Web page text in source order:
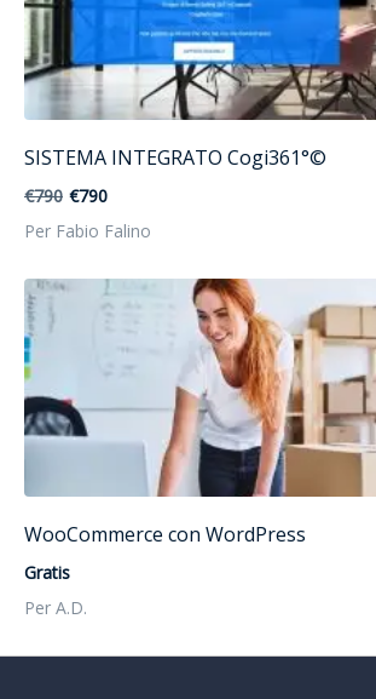
SISTEMA INTEGRATO Cogi361°©
€790 €790
Per Fabio Falino
WooCommerce con WordPress
Gratis
Per A.D.